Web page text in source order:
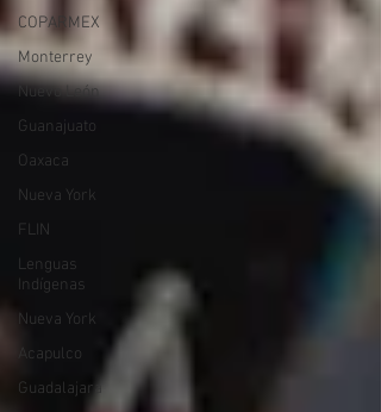
COPARMEX
Monterrey
Nuevo León
Guanajuato
Oaxaca
Nueva York
FLIN
Lenguas
Indígenas
Nueva York
Acapulco
Guadalajara